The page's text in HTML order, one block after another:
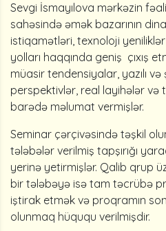
Sevgi İsmayılova mərkəzin
sahəsində əmək bazarının
istiqamətləri, texnoloji
yolları haqqında geniş çıxış
müasir tendensiyalar, yazılı
perspektivlər, real layihələr və
barədə məlumat vermişlər.
Seminar çərçivəsində təşkil
tələbələr verilmiş tapşırığı
yerinə yetirmişlər. Qalib qrup
bir tələbəyə isə tam təcrübə
iştirak etmək və proqramın
olunmaq hüququ verilmişdir.